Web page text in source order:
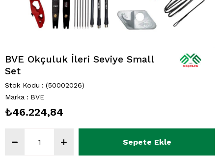
BVE Okçuluk İleri Seviye Small
Set
Stok Kodu
(50002026)
Marka : BVE
₺46.224,84